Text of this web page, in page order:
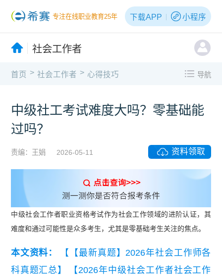
专注在线职业教育25年 下载APP 小程序
社会工作者
首页 > 社会工作者 > 心得技巧 导航
中级社工考试难度大吗？零基础能
过吗？
责编：王娟 2026-05-11 资料领取
中级社会工作者职业资格考试作为社会工作领域的进阶认证，其
难度和通过可能性是众多考生，尤其是零基础考生关注的焦点。
本文资料：
【【最新真题】2026年社会工作师各
科真题汇总】
【2026年中级社会工作者社会工作